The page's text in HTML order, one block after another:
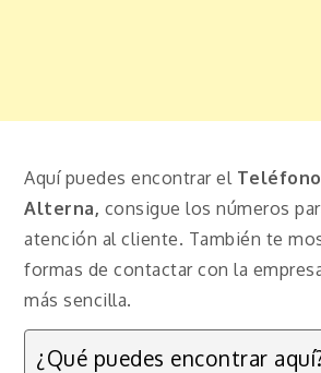
Aquí puedes encontrar el
Alterna, consigue los números
atención al cliente. También te
formas de contactar con la
más sencilla.
¿Qué puedes encontrar